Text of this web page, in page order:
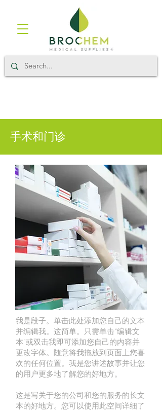
手术和门诊
我是段子。单击此处添加您自己的文本
并编辑我。这简单。只需单击“编辑文
本”或双击我即可添加您自己的内容并
更改字体。随意将我拖放到页面上您喜
欢的任何位置。我是您讲述故事并让您
的用户更多地了解您的好地方。
这是写关于您的公司和您的服务的长文
本的好地方。您可以使用此空间详细了